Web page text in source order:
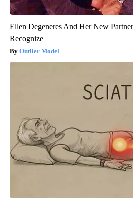
Ellen Degeneres And Her New
Recognize
Outlier Model